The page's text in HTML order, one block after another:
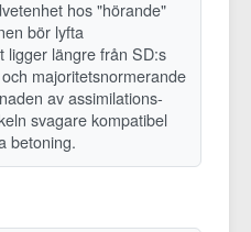
hos "hörande"
bör lyfta
ligger längre från SD:s
majoritetsnormerande
av assimilations-
svagare kompatibel
betoning.